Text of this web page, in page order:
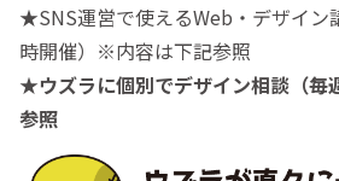
★SNS運営で使えるWeb・デザイン
時開催）※内容は下記参照
★ウズラに個別でデザイン相談（
参照